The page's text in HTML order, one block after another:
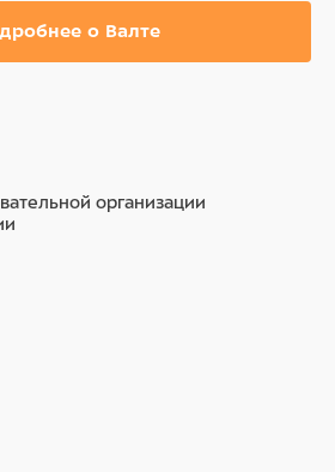
о Валте
организации